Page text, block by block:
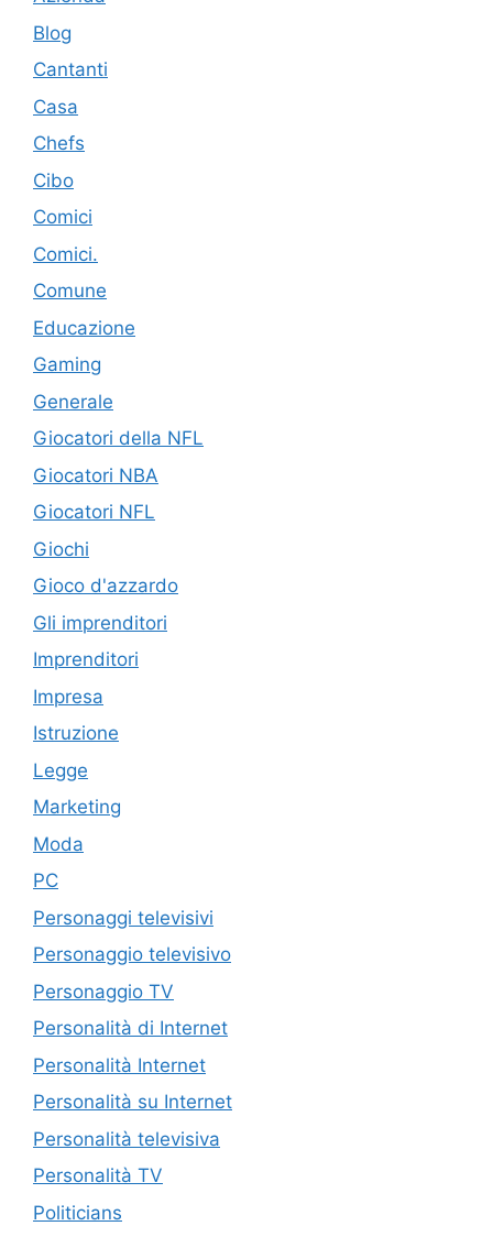
Blog
Cantanti
Casa
Chefs
Cibo
Comici
Comici.
Comune
Educazione
Gaming
Generale
Giocatori della NFL
Giocatori NBA
Giocatori NFL
Giochi
Gioco d'azzardo
Gli imprenditori
Imprenditori
Impresa
Istruzione
Legge
Marketing
Moda
PC
Personaggi televisivi
Personaggio televisivo
Personaggio TV
Personalità di Internet
Personalità Internet
Personalità su Internet
Personalità televisiva
Personalità TV
Politicians